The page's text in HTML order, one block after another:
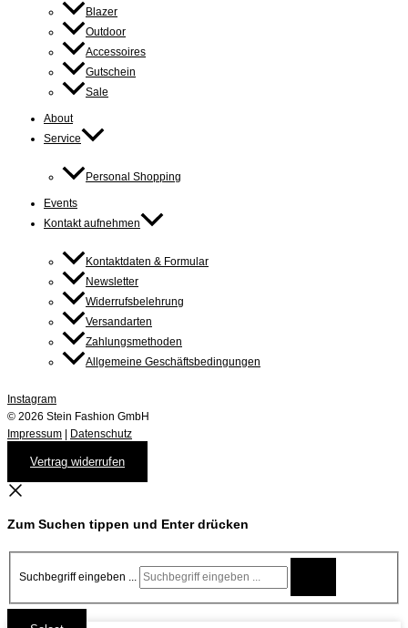
Blazer
Outdoor
Accessoires
Gutschein
Sale
About
Service
Personal Shopping
Events
Kontakt aufnehmen
Kontaktdaten & Formular
Newsletter
Widerrufsbelehrung
Versandarten
Zahlungsmethoden
Allgemeine Geschäftsbedingungen
Instagram
© 2026 Stein Fashion GmbH
Impressum
Datenschutz
Vertrag widerrufen
Zum Suchen tippen und Enter drücken
Suchbegriff eingeben ...